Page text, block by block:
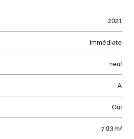
2021
immédiate
neuf
A
Oui
7.93 m²